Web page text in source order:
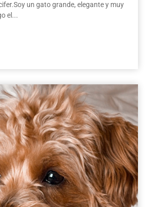
un gato grande, elegante y muy
el...